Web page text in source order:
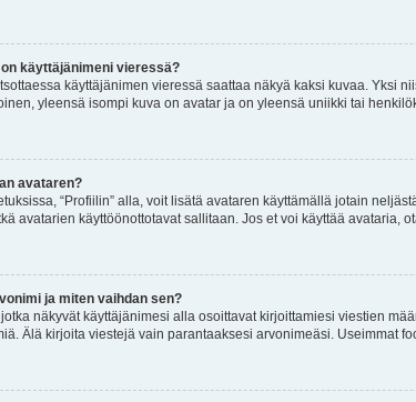
on käyttäjänimeni vieressä?
käyttäjänimen vieressä saattaa näkyä kaksi kuvaa. Yksi
yleensä isompi kuva on avatar ja on yleensä uniikki tai
avataren?
“Profiilin” alla, voit lisätä avataren käyttämällä jotain
avatarien käyttöönottotavat sallitaan. Jos et voi käyttää avataria,
ja miten vaihdan sen?
näkyvät käyttäjänimesi alla osoittavat kirjoittamiesi viestien
Älä kirjoita viestejä vain parantaaksesi arvonimeäsi. Useimmat